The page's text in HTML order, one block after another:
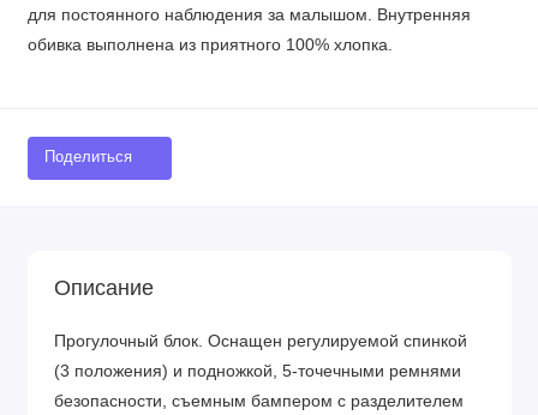
для постоянного наблюдения за малышом. Внутренняя
обивка выполнена из приятного 100% хлопка.
Поделиться
Описание
Прогулочный блок. Оснащен регулируемой спинкой
(3 положения) и подножкой, 5-точечными ремнями
безопасности, съемным бампером с разделителем